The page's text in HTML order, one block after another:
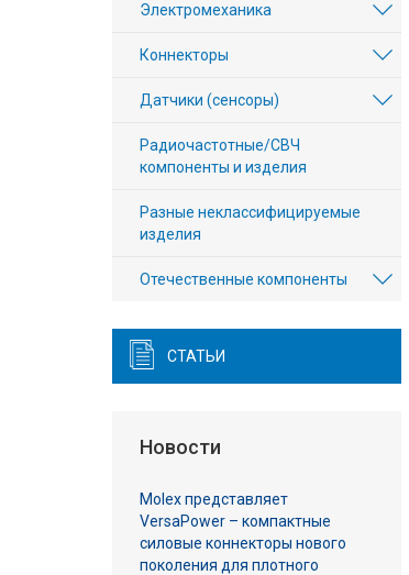
Доставка
поддержка
Электромеханика
Коннекторы
Датчики (сенсоры)
Радиочастотные/СВЧ
компоненты и изделия
Разные неклассифицируемые
изделия
Отечественные компоненты
СТАТЬИ
Новости
Molex представляет
VersaPower – компактные
силовые коннекторы нового
поколения для плотного